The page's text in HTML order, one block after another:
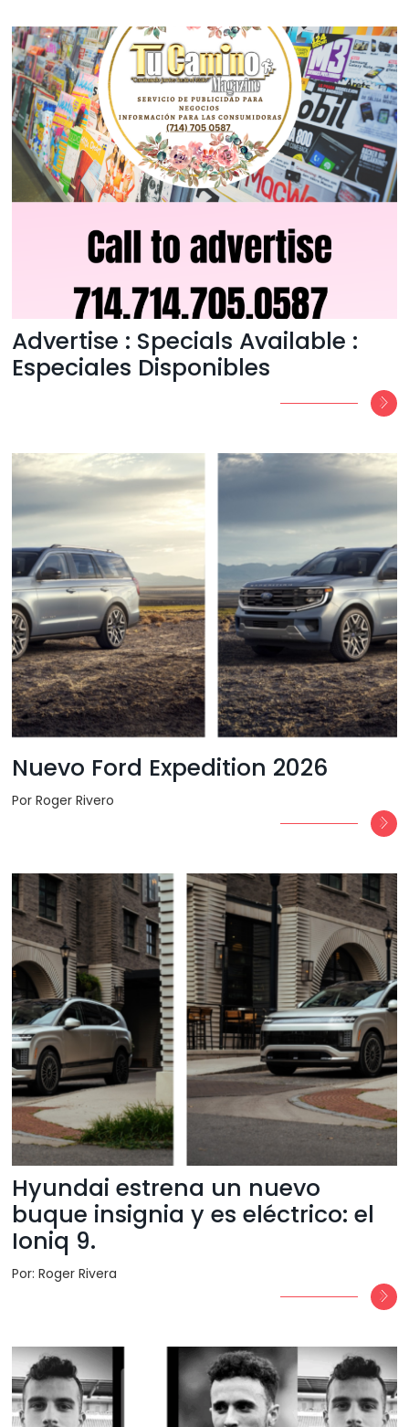
Advertise : Specials Available :
Especiales Disponibles
Nuevo Ford Expedition 2026
Por Roger Rivero
Hyundai estrena un nuevo
buque insignia y es eléctrico: el
Ioniq 9.
Por: Roger Rivera